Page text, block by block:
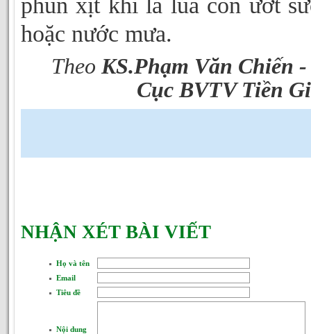
phun xịt khi lá lúa còn ướt
hoặc nước mưa.
TheoKS.Phạm Văn Chiến
Cục BVTV Tiền
NHẬN XÉT BÀI VIẾT
Họ và tên
Email
Tiêu đề
Nội dung